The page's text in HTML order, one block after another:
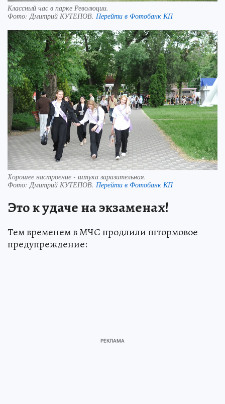
Классный час в парке Революции.
Фото:Дмитрий КУТЕПОВ. Перейти в Фотобанк КП
Хорошее настроение - штука заразительная.
Фото:Дмитрий КУТЕПОВ. Перейти в Фотобанк КП
Это к удаче на экзаменах!
Тем временем в МЧС продлили штормовое
предупреждение: